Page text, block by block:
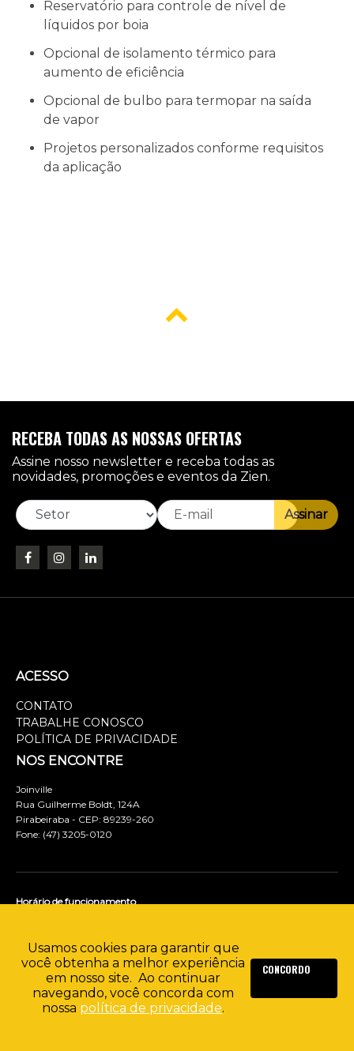
Reservatório para controle de nível de
líquidos por boia
Opcional de isolamento térmico para
aumento de eficiência
Opcional de bulbo para termopar na saída
de vapor
Projetos personalizados conforme requisitos
da aplicação
RECEBA TODAS AS NOSSAS OFERTAS
Assine nosso newsletter e receba todas as
novidades, promoções e eventos da Zien.
Assinar
ACESSO
CONTATO
TRABALHE CONOSCO
POLÍTICA DE PRIVACIDADE
NOS ENCONTRE
Joinville
Rua Guilherme Boldt, 124A
Pirabeiraba - CEP: 89239-260
Fone: (47) 3205-0120
Horário de funcionamento
Usamos cookies para garantir que
você obtenha a melhor experiência
em nosso site. Ao continuar
navegando, você concorda com
nossa política de privacidade.